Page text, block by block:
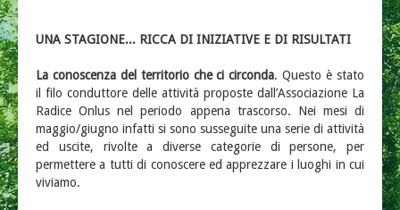
UNA STAGIONE... RICCA DI INIZIATIVE E DI RISULTATI
La conoscenza del territorio che ci circonda. Questo è stato
il filo conduttore delle attività proposte dall’Associazione La
Radice Onlus nel periodo appena trascorso. Nei mesi di
maggio/giugno infatti si sono susseguite una serie di attività
ed uscite, rivolte a diverse categorie di persone, per
permettere a tutti di conoscere ed apprezzare i luoghi in cui
viviamo.